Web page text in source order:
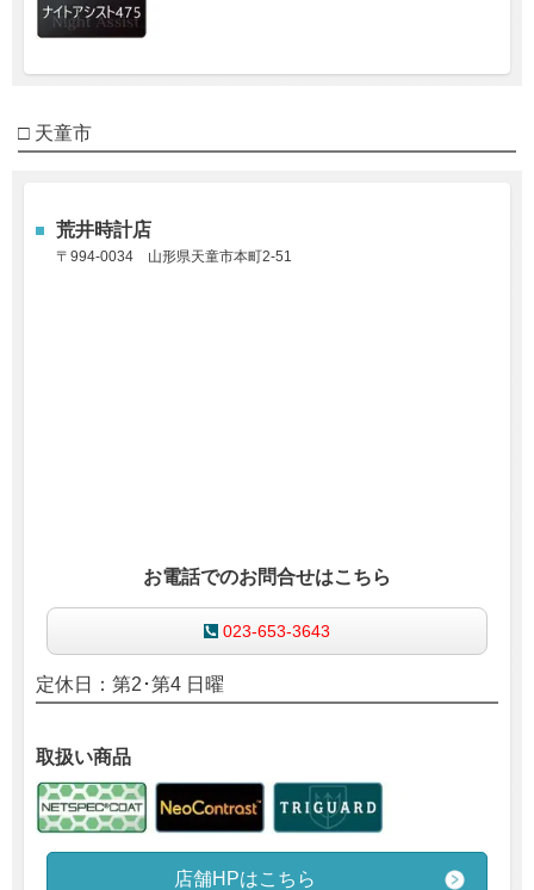
□ 天童市
荒井時計店
〒994-0034 山形県天童市本町2-51
お電話でのお問合せはこちら
023-653-3643
定休日：第2･第4 日曜
取扱い商品
店舗HPはこちら